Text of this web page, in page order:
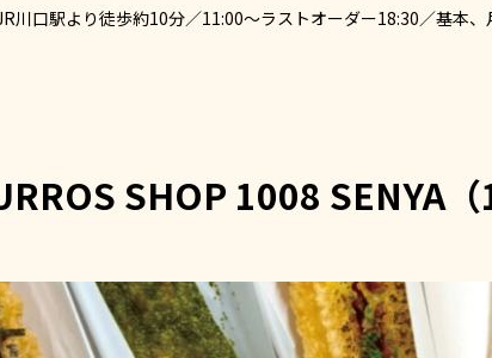
川口駅より徒歩約10分／11:00～ラストオーダー18:30／基本
SHOP 1008 SENYA